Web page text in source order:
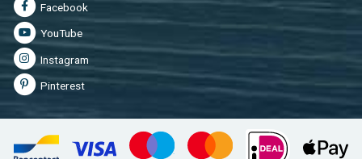
Fa­cebook
You­Tu­be
In­st­agram
Pin­te­rest